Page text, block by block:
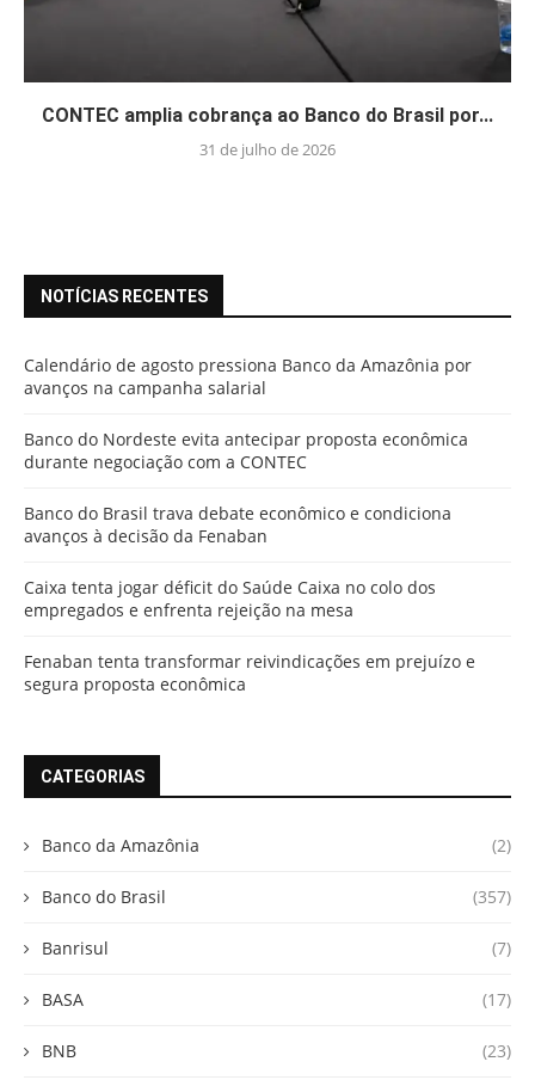
CONTEC amplia cobrança ao Banco do Brasil por...
31 de julho de 2026
NOTÍCIAS RECENTES
Calendário de agosto pressiona Banco da Amazônia por
avanços na campanha salarial
Banco do Nordeste evita antecipar proposta econômica
durante negociação com a CONTEC
Banco do Brasil trava debate econômico e condiciona
avanços à decisão da Fenaban
Caixa tenta jogar déficit do Saúde Caixa no colo dos
empregados e enfrenta rejeição na mesa
Fenaban tenta transformar reivindicações em prejuízo e
segura proposta econômica
CATEGORIAS
Banco da Amazônia (2)
Banco do Brasil (357)
Banrisul (7)
BASA (17)
BNB (23)